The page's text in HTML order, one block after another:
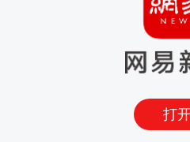
打